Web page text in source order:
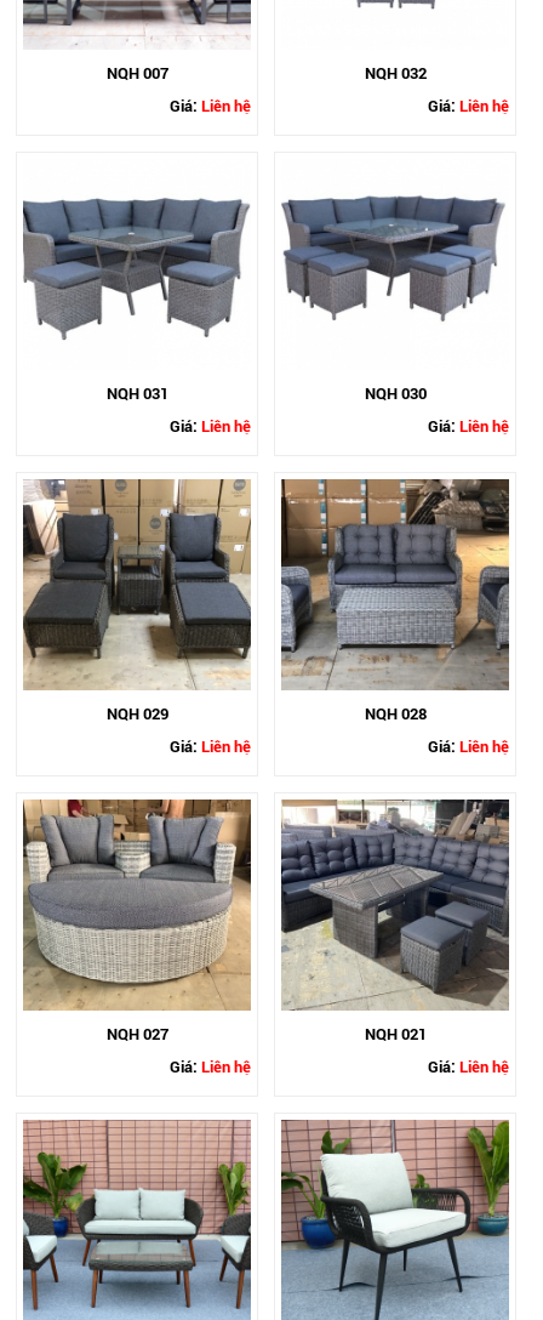
NQH 007
Giá:Liên hệ
NQH 032
Giá:Liên hệ
NQH 031
Giá:Liên hệ
NQH 030
Giá:Liên hệ
NQH 029
Giá:Liên hệ
NQH 028
Giá:Liên hệ
NQH 027
Giá:Liên hệ
NQH 021
Giá:Liên hệ